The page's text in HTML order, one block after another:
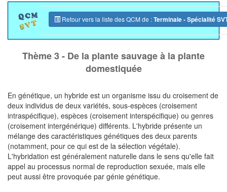
Retour vers la liste des QCM de :Terminale - Spécialité
Thème 3 - De la plante sauvage à la plante
domestiquée
En génétique, un hybride est un organisme issu du croisement de
deux individus de deux variétés, sous-espèces (croisement
intraspécifique), espèces (croisement interspécifique) ou genres
(croisement intergénérique) différents. L'hybride présente un
mélange des caractéristiques génétiques des deux parents
(notamment, pour ce qui est de la sélection végétale).
L'hybridation est généralement naturelle dans le sens qu'elle fait
appel au processus normal de reproduction sexuée, mais elle
peut aussi être provoquée par génie génétique.